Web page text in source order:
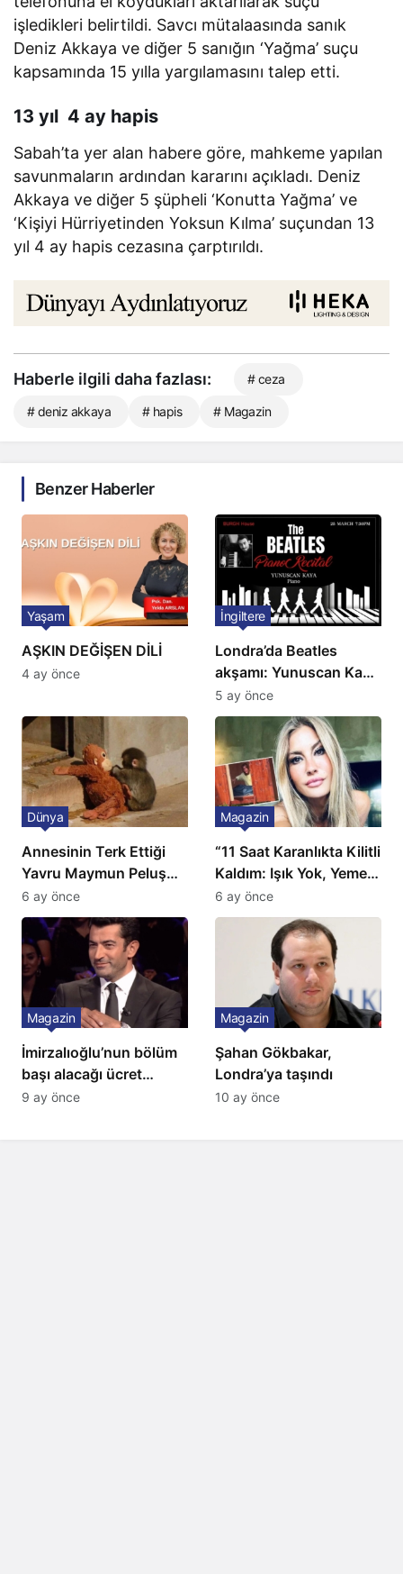
işledikleri belirtildi. Savcı mütalaasında sanık
Deniz Akkaya ve diğer 5 sanığın ‘Yağma’ suçu
kapsamında 15 yılla yargılamasını talep etti.
13 yıl 4 ay hapis
Sabah’ta yer alan habere göre, mahkeme yapılan
savunmaların ardından kararını açıkladı. Deniz
Akkaya ve diğer 5 şüpheli ‘Konutta Yağma’ ve
‘Kişiyi Hürriyetinden Yoksun Kılma’ suçundan 13
yıl 4 ay hapis cezasına çarptırıldı.
Haberle ilgili daha fazlası: # ceza
# deniz akkaya # hapis # Magazin
Benzer Haberler
AŞKIN DEĞİŞEN DİLİ
Yaşam
4 ay önce
Londra’da Beatles
akşamı: Yunuscan Kaya
klasik yorumuyla
sahnede
İngiltere
5 ay önce
Annesinin Terk Ettiği
Yavru Maymun Peluş
Oyuncağını Anne Bildi
Dünya
6 ay önce
“11 Saat Karanlıkta Kilitli
Kaldım: Işık Yok, Yemek
Yok, Tuvalet Yok!”
Çağla Şikel’den Şok
Magazin
6 ay önce
İmirzalıoğlu’nun bölüm
başı alacağı ücret
Türkiye’de bir ilk:
Magazin
9 ay önce
Şahan Gökbakar,
Londra’ya taşındı
Magazin
10 ay önce